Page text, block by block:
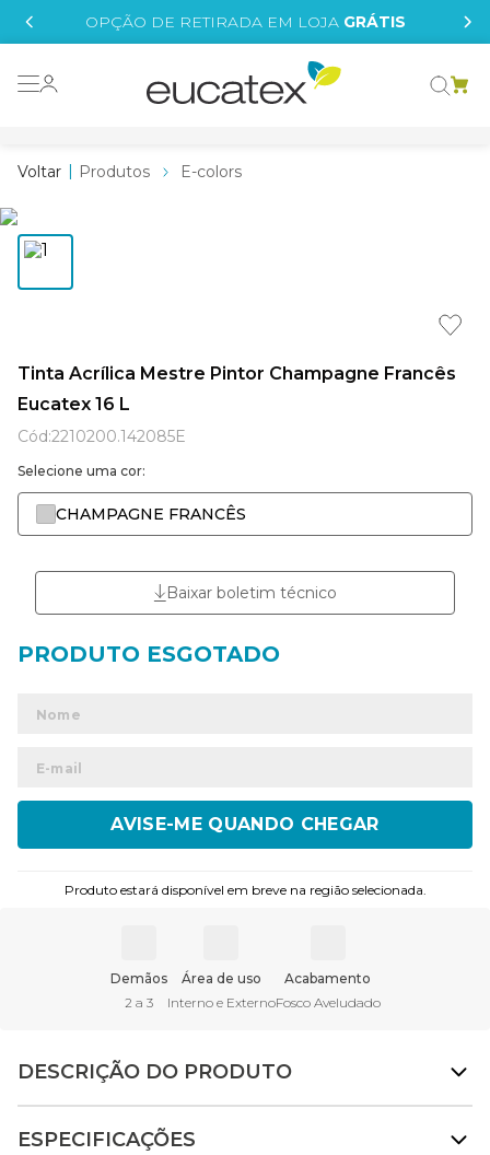
OPÇÃO DE RETIRADA EM LOJA GRÁTIS
Produtos E-colors
Tinta Acrílica Mestre Pintor Champagne Francês
Eucatex 16 L
Cód:2210200.142085E
Selecione uma cor:
CHAMPAGNE FRANCÊS
Baixar boletim técnico
ENVIAR
Produto estará disponível em breve na região selecionada.
Demãos
2 a 3
Área de uso
Interno e Externo
Acabamento
Fosco Aveludado
DESCRIÇÃO DO PRODUTO
ESPECIFICAÇÕES
tinta